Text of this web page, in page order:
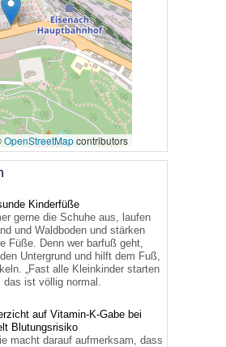
OpenStreetMapcontributors
Kinderfüße
gerne die Schuhe aus, laufen
und Waldboden und stärken
Füße. Denn wer barfuß geht,
Untergrund und hilft dem Fuß,
„Fast alle Kleinkinder starten
das ist völlig normal.
auf Vitamin-K-Gabe bei
Blutungsrisiko
macht darauf aufmerksam, dass